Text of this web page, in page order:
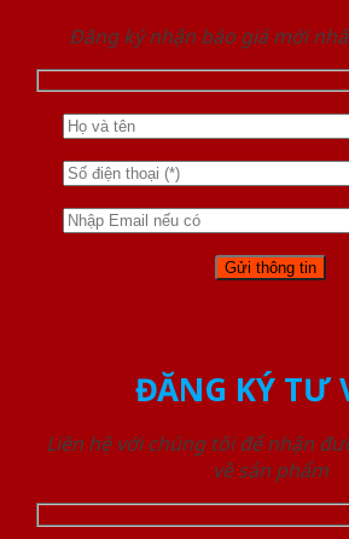
Đăng ký nhận báo giá mới
ĐĂNG KÝ TƯ
Liên hệ với chúng tôi để nhận
về sản phẩm